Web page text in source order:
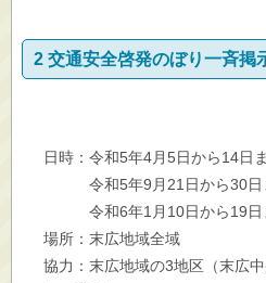
2 交通安全啓発のぼり一斉掲
日時：令和5年4月5日から14日
令和5年9月21日から30日
令和6年1月10日から19日ま
場所：末広地域全域
協力：末広地域の3地区（末広